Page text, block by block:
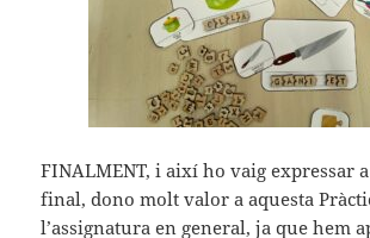
FINALMENT, i així ho vaig expressar
final, dono molt valor a aquesta
l’assignatura en general, ja que hem